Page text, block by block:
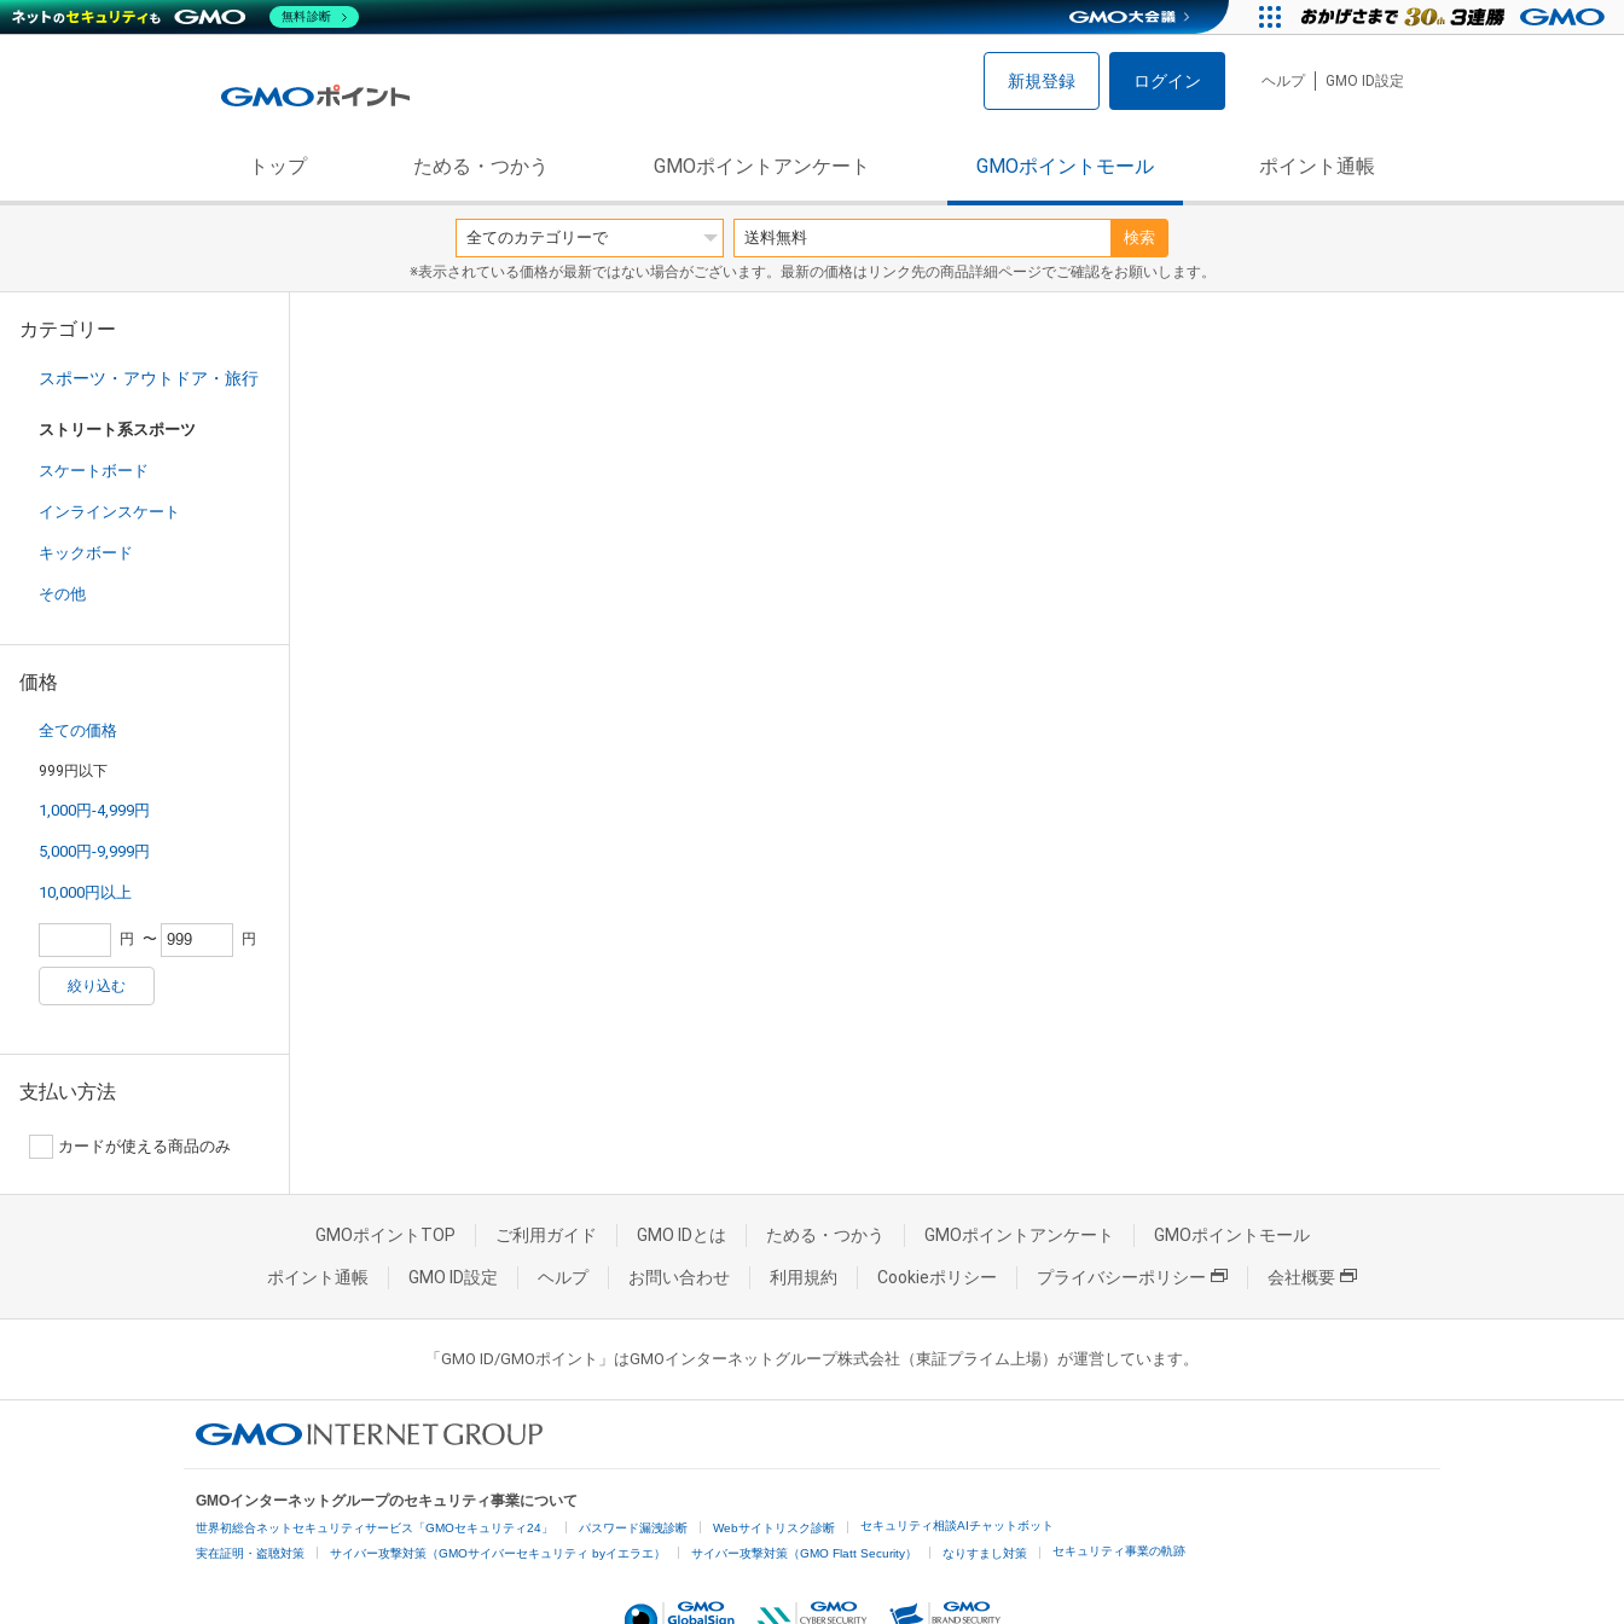
新規登録 ログイン ヘルプ GMO ID設定
トップ ためる・つかう GMOポイントアンケート GMOポイントモール ポイント通帳
検索
※表示されている価格が最新ではない場合がございます。最新の価格はリンク先の商品詳細ページでご確認をお願いします。
カテゴリー
スポーツ・アウトドア・旅行
ストリート系スポーツ
スケートボード
インラインスケート
キックボード
その他
価格
全ての価格
999円以下
1,000円-4,999円
5,000円-9,999円
10,000円以上
円 〜 円
絞り込む
支払い方法
カードが使える商品のみ
GMOポイントTOP ご利用ガイド GMO IDとは ためる・つかう GMOポイントアンケート GMOポイントモール
ポイント通帳 GMO ID設定 ヘルプ お問い合わせ 利用規約 Cookieポリシー プライバシーポリシー 会社概要
「GMO ID/GMOポイント」はGMOインターネットグループ株式会社（東証プライム上場）が運営しています。
GMOインターネットグループのセキュリティ事業について
世界初総合ネットセキュリティサービス「GMOセキュリティ24」 パスワード漏洩診断 Webサイトリスク診断 セキュリティ相談AIチャットボット
実在証明・盗聴対策 サイバー攻撃対策（GMOサイバーセキュリティ byイエラエ） サイバー攻撃対策（GMO Flatt Security） なりすまし対策 セキュリティ事業の軌跡
無料診断